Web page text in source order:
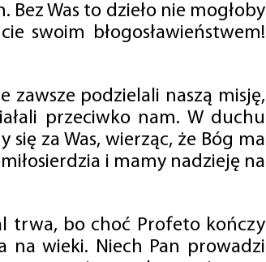
Was to dzieło nie mogłoby
swoim błogosławieństwem!
zawsze podzielali naszą misję,
przeciwko nam. W duchu
się za Was, wierząc, że Bóg ma
i mamy nadzieję na
trwa, bo choć Profeto kończy
na wieki. Niech Pan prowadzi